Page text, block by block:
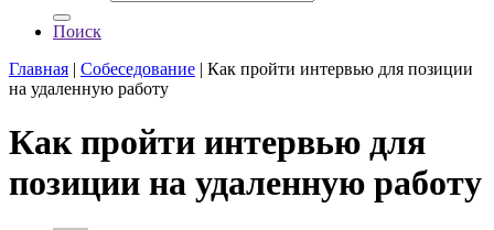
Поиск
Главная | Собеседование | Как пройти интервью для позиции
на удаленную работу
Как пройти интервью для
позиции на удаленную работу